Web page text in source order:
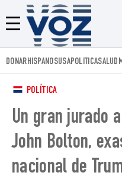
Menú
Voz.us
DONARHISPANOSUSAPOLITICASALUD
POLÍTICA
Un gran jurado
John Bolton,
nacional de